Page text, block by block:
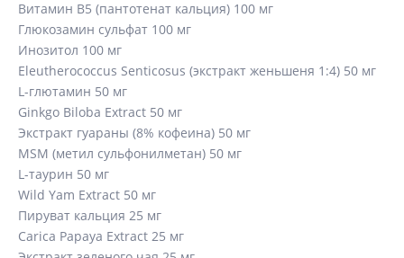
ComplexTM) 250 мг
Витамин В5 (пантотенат кальция) 100 мг
Глюкозамин сульфат 100 мг
Инозитол 100 мг
Eleutherococcus Senticosus (экстракт женьшеня 1:4) 50 мг
L-глютамин 50 мг
Ginkgo Biloba Extract 50 мг
Экстракт гуараны (8% кофеина) 50 мг
MSM (метил сульфонилметан) 50 мг
L-таурин 50 мг
Wild Yam Extract 50 мг
Пируват кальция 25 мг